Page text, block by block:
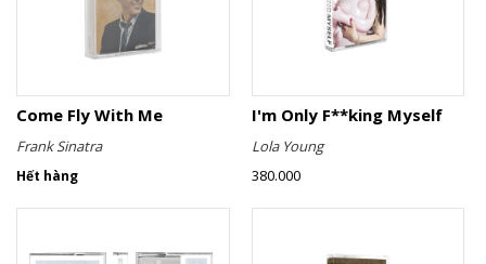
Come Fly With Me
Frank Sinatra
Hết hàng
I'm Only F**king Myself
Lola Young
380.000